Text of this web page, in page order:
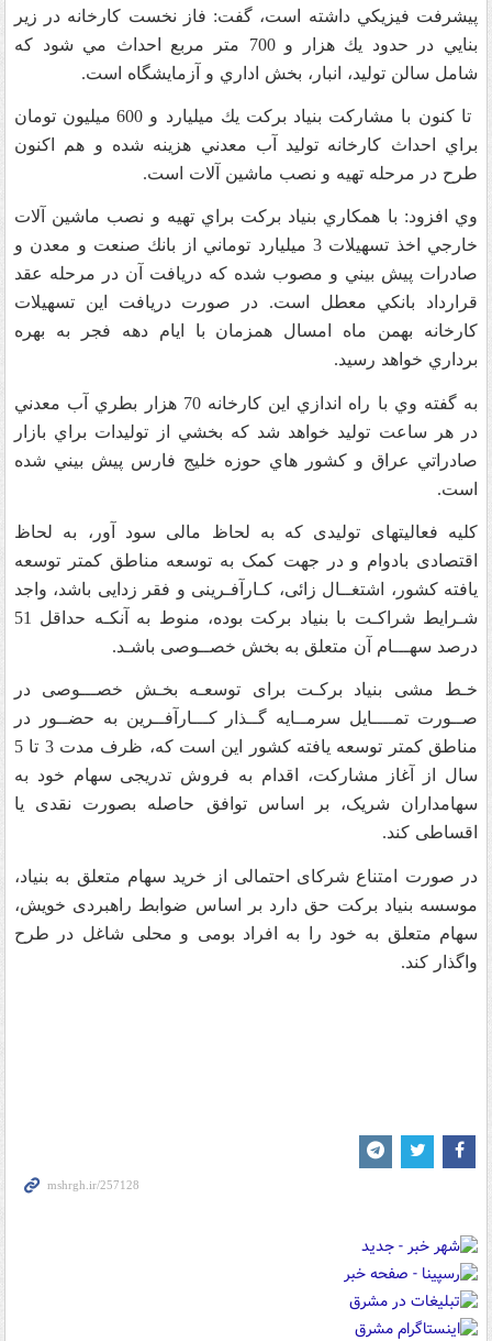
پيشرفت فيزيكي داشته است، گفت: فاز نخست كارخانه در زير
بنايي در حدود يك هزار و 700 متر مربع احداث مي شود كه
شامل سالن توليد، انبار، بخش اداري و آزمايشگاه است.
تا كنون با مشاركت بنياد بركت يك ميليارد و 600 ميليون تومان
براي احداث كارخانه توليد آب معدني هزينه شده و هم اكنون
طرح در مرحله تهيه و نصب ماشين آلات است.
وي افزود: با همكاري بنياد بركت براي تهيه و نصب ماشين آلات
خارجي اخذ تسهيلات 3 ميليارد توماني از بانك صنعت و معدن و
صادرات پيش بيني و مصوب شده كه دريافت آن در مرحله عقد
قرارداد بانكي معطل است. در صورت دريافت اين تسهيلات
كارخانه بهمن ماه امسال همزمان با ايام دهه فجر به بهره
برداري خواهد رسيد.
به گفته وي با راه اندازي اين كارخانه 70 هزار بطري آب معدني
در هر ساعت توليد خواهد شد كه بخشي از توليدات براي بازار
صادراتي عراق و كشور هاي حوزه خليج فارس پيش بيني شده
است.
کلیه فعالیتهای تولیدی که به لحاظ مالی سود آور، به لحاظ
اقتصادی بادوام و در جهت کمک به توسعه مناطق کمتر توسعه
یافته کشور، اشتغــال زائی، کـارآفـرینی و فقر زدایی باشد، واجد
شـرایط شراکـت با بنیاد برکت بوده، منوط به آنکـه حداقل 51
درصد سهـــام آن متعلق به بخش خصــوصی باشـد.
خـط مشی بنیاد برکـت برای توسعـه بخـش خصـــوصی در
صــورت تمــــایل سرمــایه گــذار کـــارآفــرین به حضــور در
مناطق کمتر توسعه یافته کشور این است که، ظرف مدت 3 تا 5
سال از آغاز مشارکت، اقدام به فروش تدریجی سهام خود به
سهامداران شریک، بر اساس توافق حاصله بصورت نقدی یا
اقساطی كند.
در صورت امتناع شرکای احتمالی از خرید سهام متعلق به بنیاد،
موسسه بنیاد برکت حق دارد بر اساس ضوابط راهبردی خویش،
سهام متعلق به خود را به افراد بومی و محلی شاغل در طرح
واگذار كند.